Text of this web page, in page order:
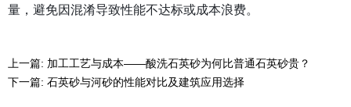
量，避免因混淆导致性能不达标或成本浪费。
上一篇: 加工工艺与成本——酸洗石英砂为何比普通石英砂贵？
下一篇: 石英砂与河砂的性能对比及建筑应用选择